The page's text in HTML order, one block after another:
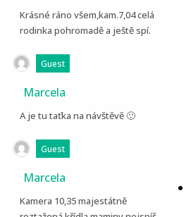
Krásné ráno všem,kam.7,04 celá
rodinka pohromadě a ještě spí.
Guest
Marcela
A je tu taťka na návštěvě 🙂
Guest
Marcela
Kamera 10,35 majestátně